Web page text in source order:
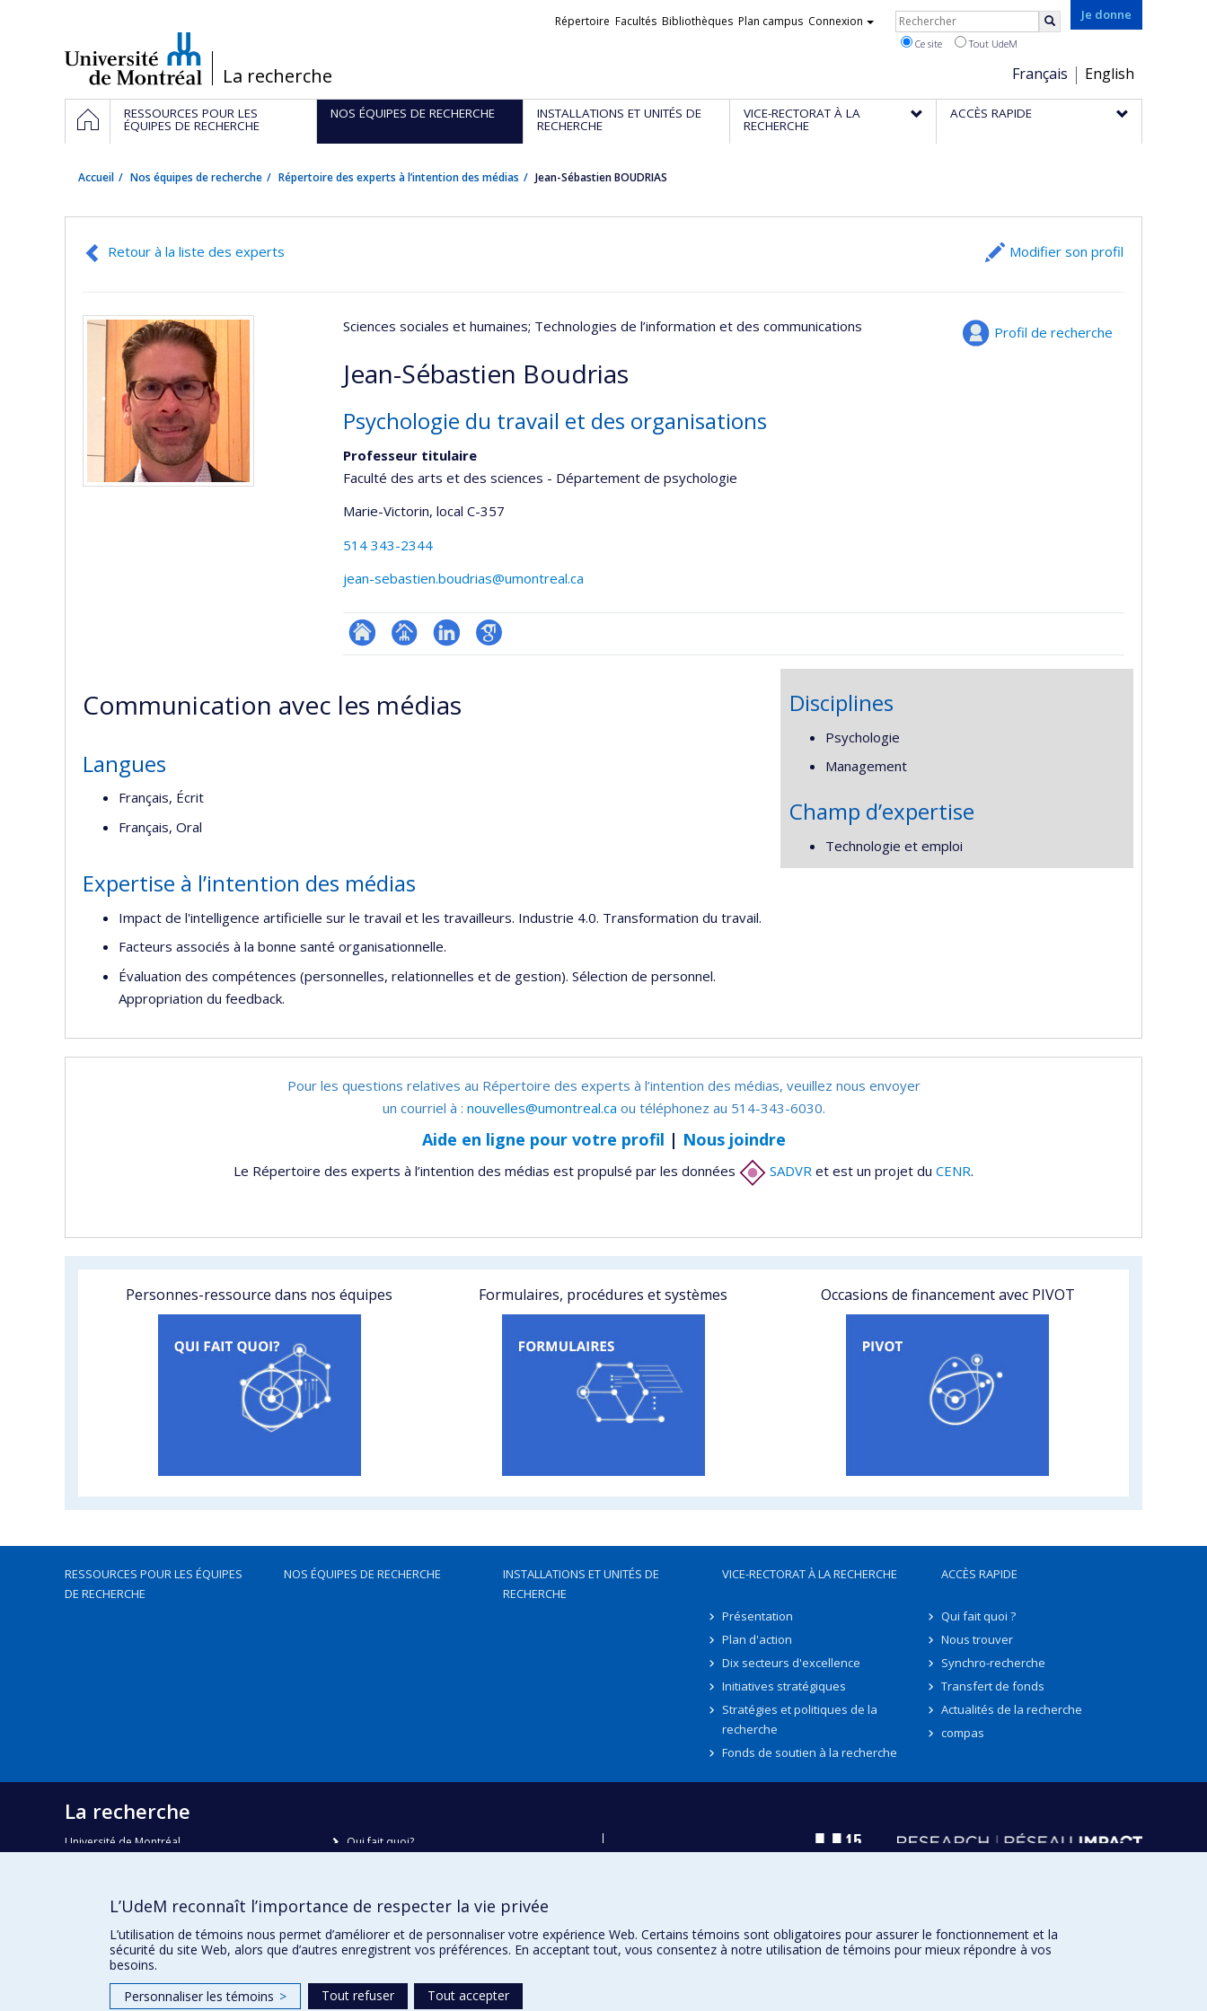
/La recherche
Je donne
Choix
de
la
Français English
Liens
Répertoire Facultés Bibliothèques Plan campus Connexion Rechercher
Ce site Tout UdeM
Navigation
principale
ACCUEILRESSOURCES POUR LES
ÉQUIPES DE RECHERCHE
NOS ÉQUIPES DE RECHERCHE INSTALLATIONS ET UNITÉS DE
RECHERCHE
VICE-RECTORAT À LA
RECHERCHE
ACCÈS RAPIDE
Accueil Nos équipes de recherche Répertoire des experts à l’intention des médias Jean-Sébastien BOUDRIAS
Retour à la liste des experts Modifier son profil
Profil de recherche
Sciences sociales et humaines; Technologies de l’information et des communications
Jean-Sébastien Boudrias
Psychologie du travail et des organisations
Professeur titulaire
Faculté des arts et des sciences - Département de psychologie
Marie-Victorin, local C-357
514 343-2344
jean-sebastien.boudrias@umontreal.ca
ResearchGate
Page
(faculté,département,école)
LinkedInGoogle
Communication avec les médias
Langues
Français, Écrit
Français, Oral
Expertise à l’intention des médias
Impact de l'intelligence artificielle sur le travail et les travailleurs. Industrie 4.0. Transformation du travail.
Facteurs associés à la bonne santé organisationnelle.
Évaluation des compétences (personnelles, relationnelles et de gestion). Sélection de personnel.
Appropriation du feedback.
Disciplines
Psychologie
Management
Champ d’expertise
Technologie et emploi
Pour les questions relatives au Répertoire des experts à l’intention des médias, veuillez nous envoyer
un courriel à : nouvelles@umontreal.ca ou téléphonez au 514-343-6030.
Aide en ligne pour votre profil | Nous joindre
Le Répertoire des experts à l’intention des médias est propulsé par les données SADVR et est un projet du CENR.
Personnes-ressource dans nos équipes Formulaires, procédures et systèmes Occasions de financement avec PIVOT
RESSOURCES POUR LES ÉQUIPES
DE RECHERCHE
NOS ÉQUIPES DE RECHERCHE
INSTALLATIONS ET UNITÉS DE
RECHERCHE
VICE-RECTORAT À LA RECHERCHE
Présentation
Plan d'action
Dix secteurs d'excellence
Initiatives stratégiques
Stratégies et politiques de la
recherche
Fonds de soutien à la recherche
ACCÈS RAPIDE
Qui fait quoi ?
Nous trouver
Synchro-recherche
Transfert de fonds
Actualités de la recherche
compas
La recherche
Université de Montréal
Courriel:recherche@umontreal.ca
Qui fait quoi?
Plan du site
Accessibilité
L’UdeM reconnaît l’importance de respecter la vie privée
L’utilisation de témoins nous permet d’améliorer et de personnaliser votre expérience Web. Certains témoins sont obligatoires pour assurer le fonctionnement et la
sécurité du site Web, alors que d’autres enregistrent vos préférences. En acceptant tout, vous consentez à notre utilisation de témoins pour mieux répondre à vos
besoins.
Personnaliser les témoins > Tout refuser Tout accepter